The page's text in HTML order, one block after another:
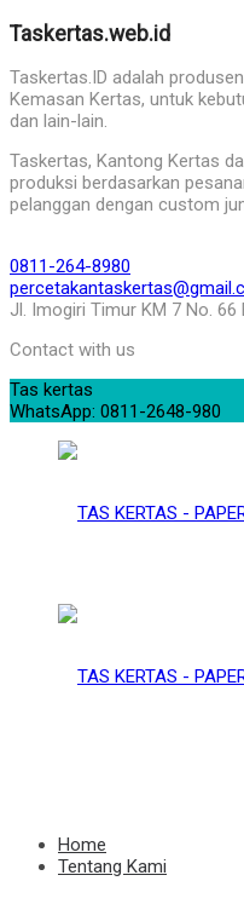
Taskertas.web.id
Taskertas.ID adalah
Kemasan Kertas, untuk
dan lain-lain.
Taskertas, Kantong Kertas
produksi berdasarkan
pelanggan dengan custom
0811-264-8980
Jl. Imogiri Timur KM 7 No. 66
Contact with us
Tas kertas
WhatsApp: 0811-2648-980
Home
Tentang Kami